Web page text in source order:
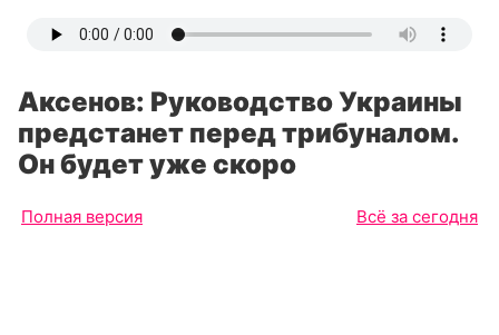
Аксенов: Руководство Украины
предстанет перед трибуналом.
Он будет уже скоро
Полная версия Всё за сегодня